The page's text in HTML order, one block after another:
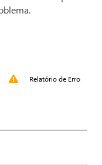
Relatório de Erro